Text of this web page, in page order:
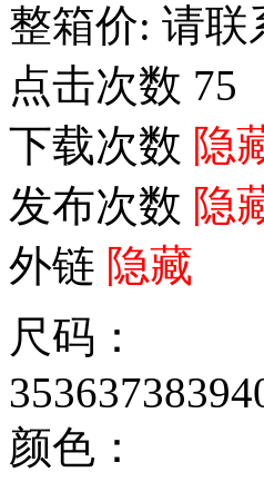
整箱价: 请联
点击次数 75
下载次数 隐
发布次数 隐
外链 隐藏
尺码：
3536373839
颜色：